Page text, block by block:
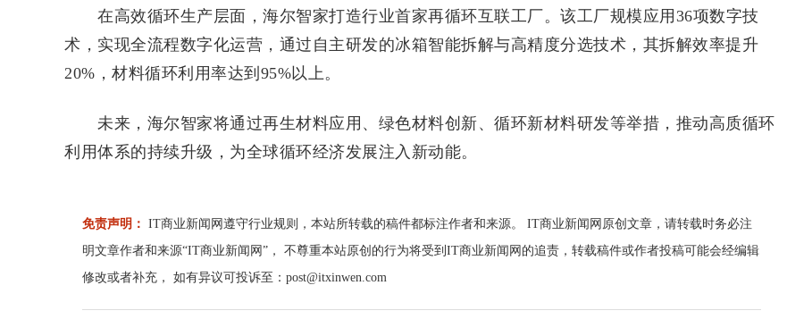
在高效循环生产层面，海尔智家打造行业首家再循环互联工厂。该工厂规模应用36项数字技
术，实现全流程数字化运营，通过自主研发的冰箱智能拆解与高精度分选技术，其拆解效率提升
20%，材料循环利用率达到95%以上。
未来，海尔智家将通过再生材料应用、绿色材料创新、循环新材料研发等举措，推动高质循环
利用体系的持续升级，为全球循环经济发展注入新动能。
免责声明： IT商业新闻网遵守行业规则，本站所转载的稿件都标注作者和来源。 IT商业新闻网原创文章，请转载时务必注
明文章作者和来源“IT商业新闻网”， 不尊重本站原创的行为将受到IT商业新闻网的追责，转载稿件或作者投稿可能会经编辑
修改或者补充， 如有异议可投诉至：post@itxinwen.com